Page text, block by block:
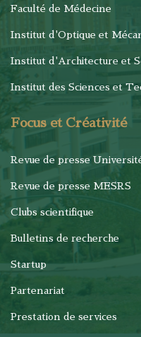
Faculté de Médecine
Institut d'Optique et
Institut d'Architecture et
Institut des Sciences et
Focus et Créativité
Revue de presse
Revue de presse MESRS
Clubs scientifique
Bulletins de recherche
Startup
Partenariat
Prestation de services